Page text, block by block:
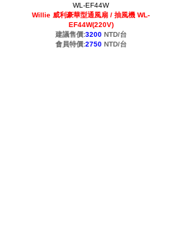
WL-EF44W
Willie 威利豪華型通風扇 / 抽風機 WL-
EF44W(220V)
建議售價:3200NTD/台
會員特價:2750NTD/台